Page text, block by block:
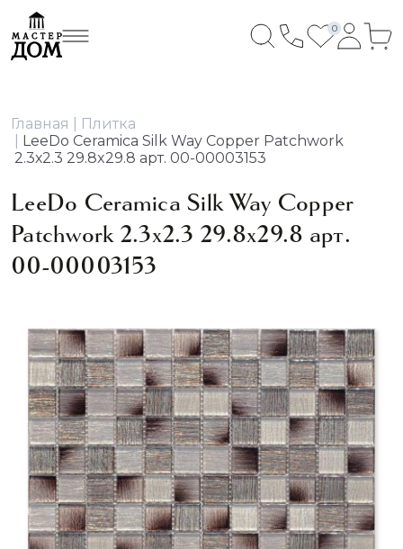
0
Главная
Плитка
LeeDo Ceramica Silk Way Copper Patchwork
2.3х2.3 29.8x29.8 арт. 00-00003153
LeeDo Ceramica Silk Way Copper
Patchwork 2.3х2.3 29.8x29.8 арт.
00-00003153